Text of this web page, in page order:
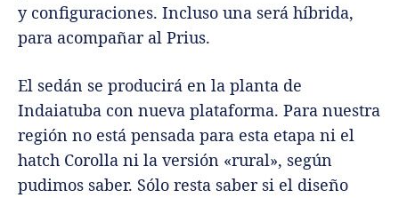
y configuraciones. Incluso una será híbrida,
para acompañar al Prius.
El sedán se producirá en la planta de
Indaiatuba con nueva plataforma. Para nuestra
región no está pensada para esta etapa ni el
hatch Corolla ni la versión «rural», según
pudimos saber. Sólo resta saber si el diseño